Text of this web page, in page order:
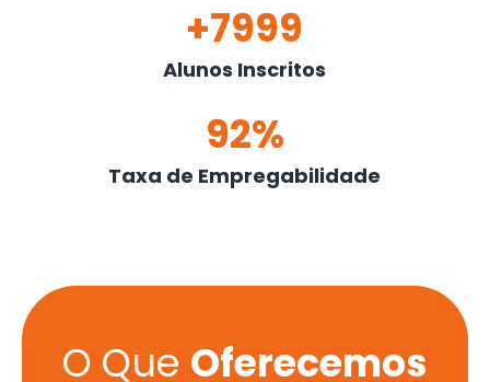
+7999
Alunos Inscritos
92%
Taxa de Empregabilidade
O Que Oferecemos